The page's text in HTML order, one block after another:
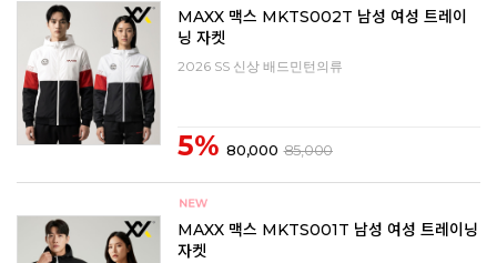
MAXX 맥스 MKTS002T 남성 여성 트레이
닝 자켓
2026 SS 신상 배드민턴의류
5% 80,000 85,000
MAXX 맥스 MKTS001T 남성 여성 트레이닝
자켓